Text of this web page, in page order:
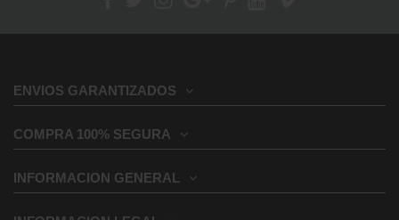
ENVIOS GARANTIZADOS
COMPRA 100% SEGURA
INFORMACION GENERAL